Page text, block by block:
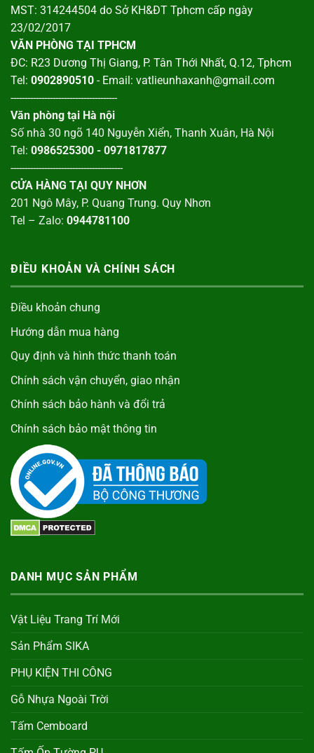
MST: 314244504 do Sở KH&ĐT Tphcm cấp ngày
23/02/2017
VĂN PHÒNG TẠI TPHCM
ĐC: R23 Dương Thị Giang, P. Tân Thới Nhất, Q.12, Tphcm
Tel: 0902890510 - Email: vatlieunhaxanh@gmail.com
--------------------------------------
Văn phòng tại Hà nội
Số nhà 30 ngõ 140 Nguyễn Xiển, Thanh Xuân, Hà Nội
Tel: 0986525300 - 0971817877
----------------------------------------
CỬA HÀNG TẠI QUY NHƠN
201 Ngô Mây, P. Quang Trung. Quy Nhơn
Tel – Zalo: 0944781100
ĐIỀU KHOẢN VÀ CHÍNH SÁCH
Điều khoản chung
Hướng dẫn mua hàng
Quy định và hình thức thanh toán
Chính sách vận chuyển, giao nhận
Chính sách bảo hành và đổi trả
Chính sách bảo mật thông tin
DANH MỤC SẢN PHẨM
Vật Liệu Trang Trí Mới
Sản Phẩm SIKA
PHỤ KIỆN THI CÔNG
Gỗ Nhựa Ngoài Trời
Tấm Cemboard